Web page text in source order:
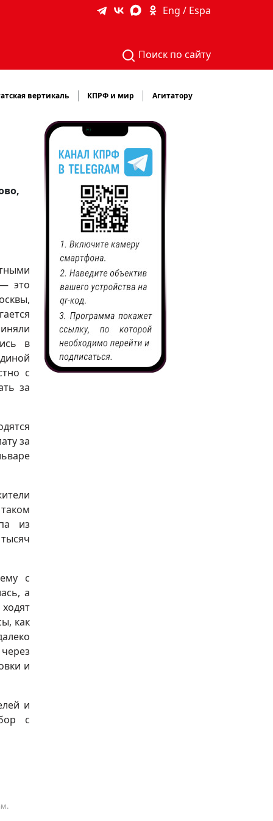
Eng / Espa
Поиск по сайту
вертикаль КПРФ и мир Агитатору
это
в
с
за
за
из
с
а
как
и
и
с